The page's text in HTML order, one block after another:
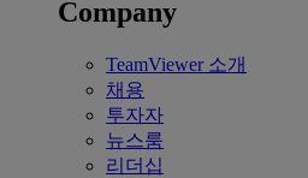
Company
TeamViewer 소개
채용
투자자
뉴스룸
리더십